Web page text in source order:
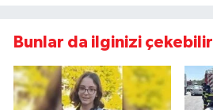
Bunlar da ilginizi çekebilir